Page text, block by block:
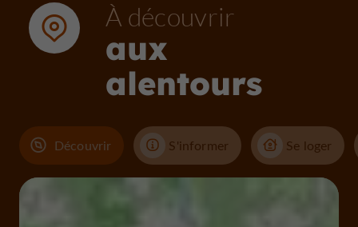
À découvrir
aux
alentours
Découvrir S'informer Se loger